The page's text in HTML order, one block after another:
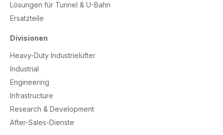
Lösungen für Tunnel & U-Bahn
Ersatzteile
Divisionen
Heavy-Duty Industrielüfter
Industrial
Engineering
Infrastructure
Research & Development
After-Sales-Dienste